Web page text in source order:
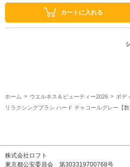
カートに入れる
ホーム ウエルネス＆ビューティー2026
ボデ
リラクシングブラシ ハード チャコールグレー【数
株式会社ロフト
東京都公安委員会 第303319700768号